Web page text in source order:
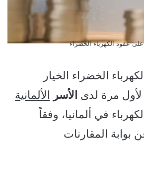
على عقود الكهرباء الخضراء
الخضراء الخيار
مرة لدى الأسر الألمانية
في ألمانيا، وفقاً
بوابة المقارنات